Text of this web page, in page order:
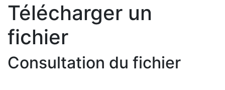
Télécharger un
fichier
Consultation du fichier